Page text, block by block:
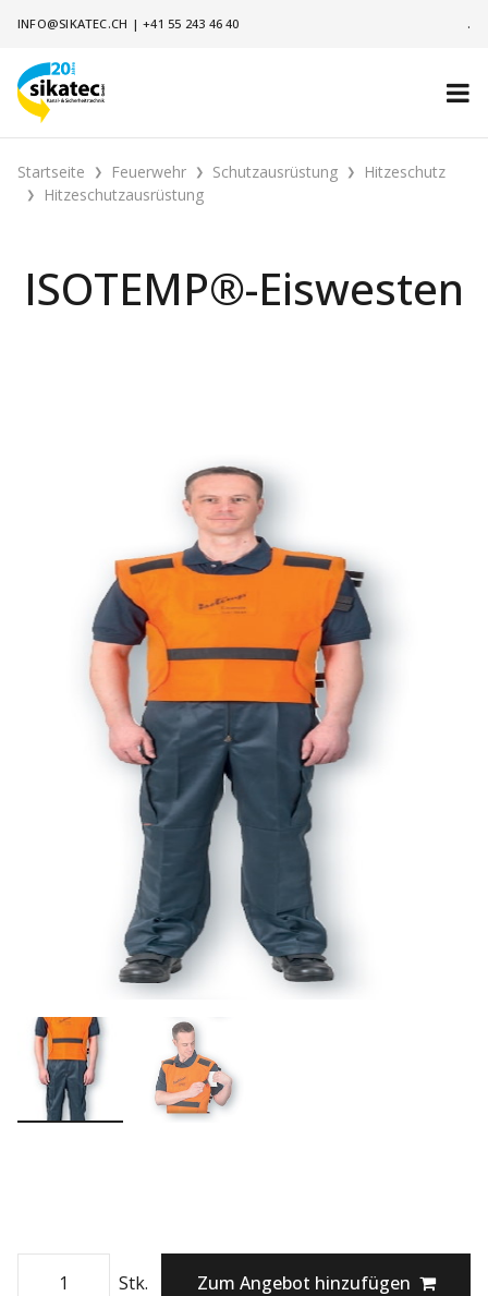
INFO@SIKATEC.CH |+41 55 243 46 40 .
Startseite Feuerwehr Schutzausrüstung
Hitzeschutz
Hitzeschutzausrüstung
ISOTEMP®-Eiswesten
Stk. Zum Angebot hinzufügen